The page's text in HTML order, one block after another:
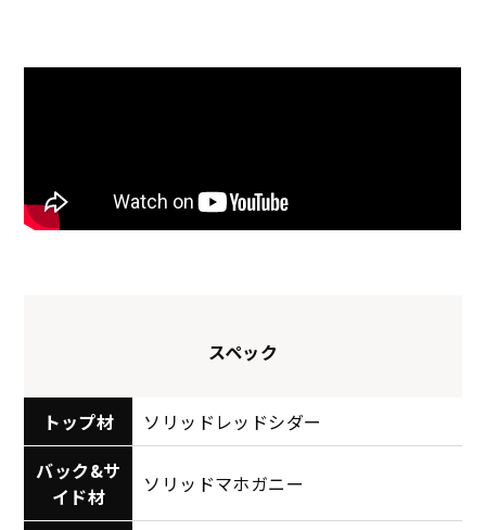
スペック
トップ材
ソリッドレッドシダー
バック&サ
イド材
ソリッドマホガニー